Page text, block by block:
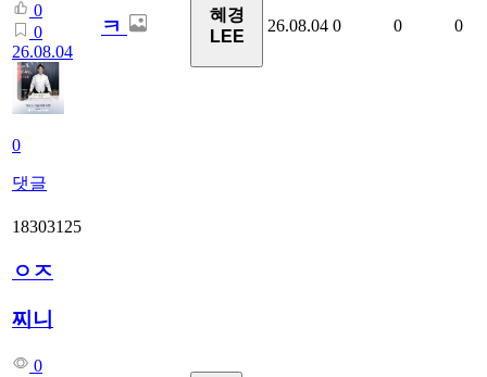
0
0
26.08.04
0
댓글
ㅋ
혜경
LEE
26.08.04 0 0 0
18303125
ㅇㅈ
찌니
0